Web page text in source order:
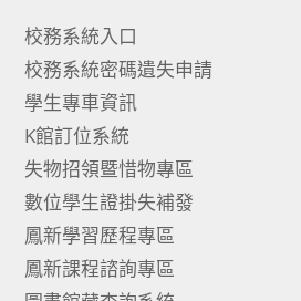
校務系統入口
校務系統密碼遺失申請
學生專車資訊
K館訂位系統
失物招領暨惜物專區
數位學生證掛失補發
鳳新學習歷程專區
鳳新課程諮詢專區